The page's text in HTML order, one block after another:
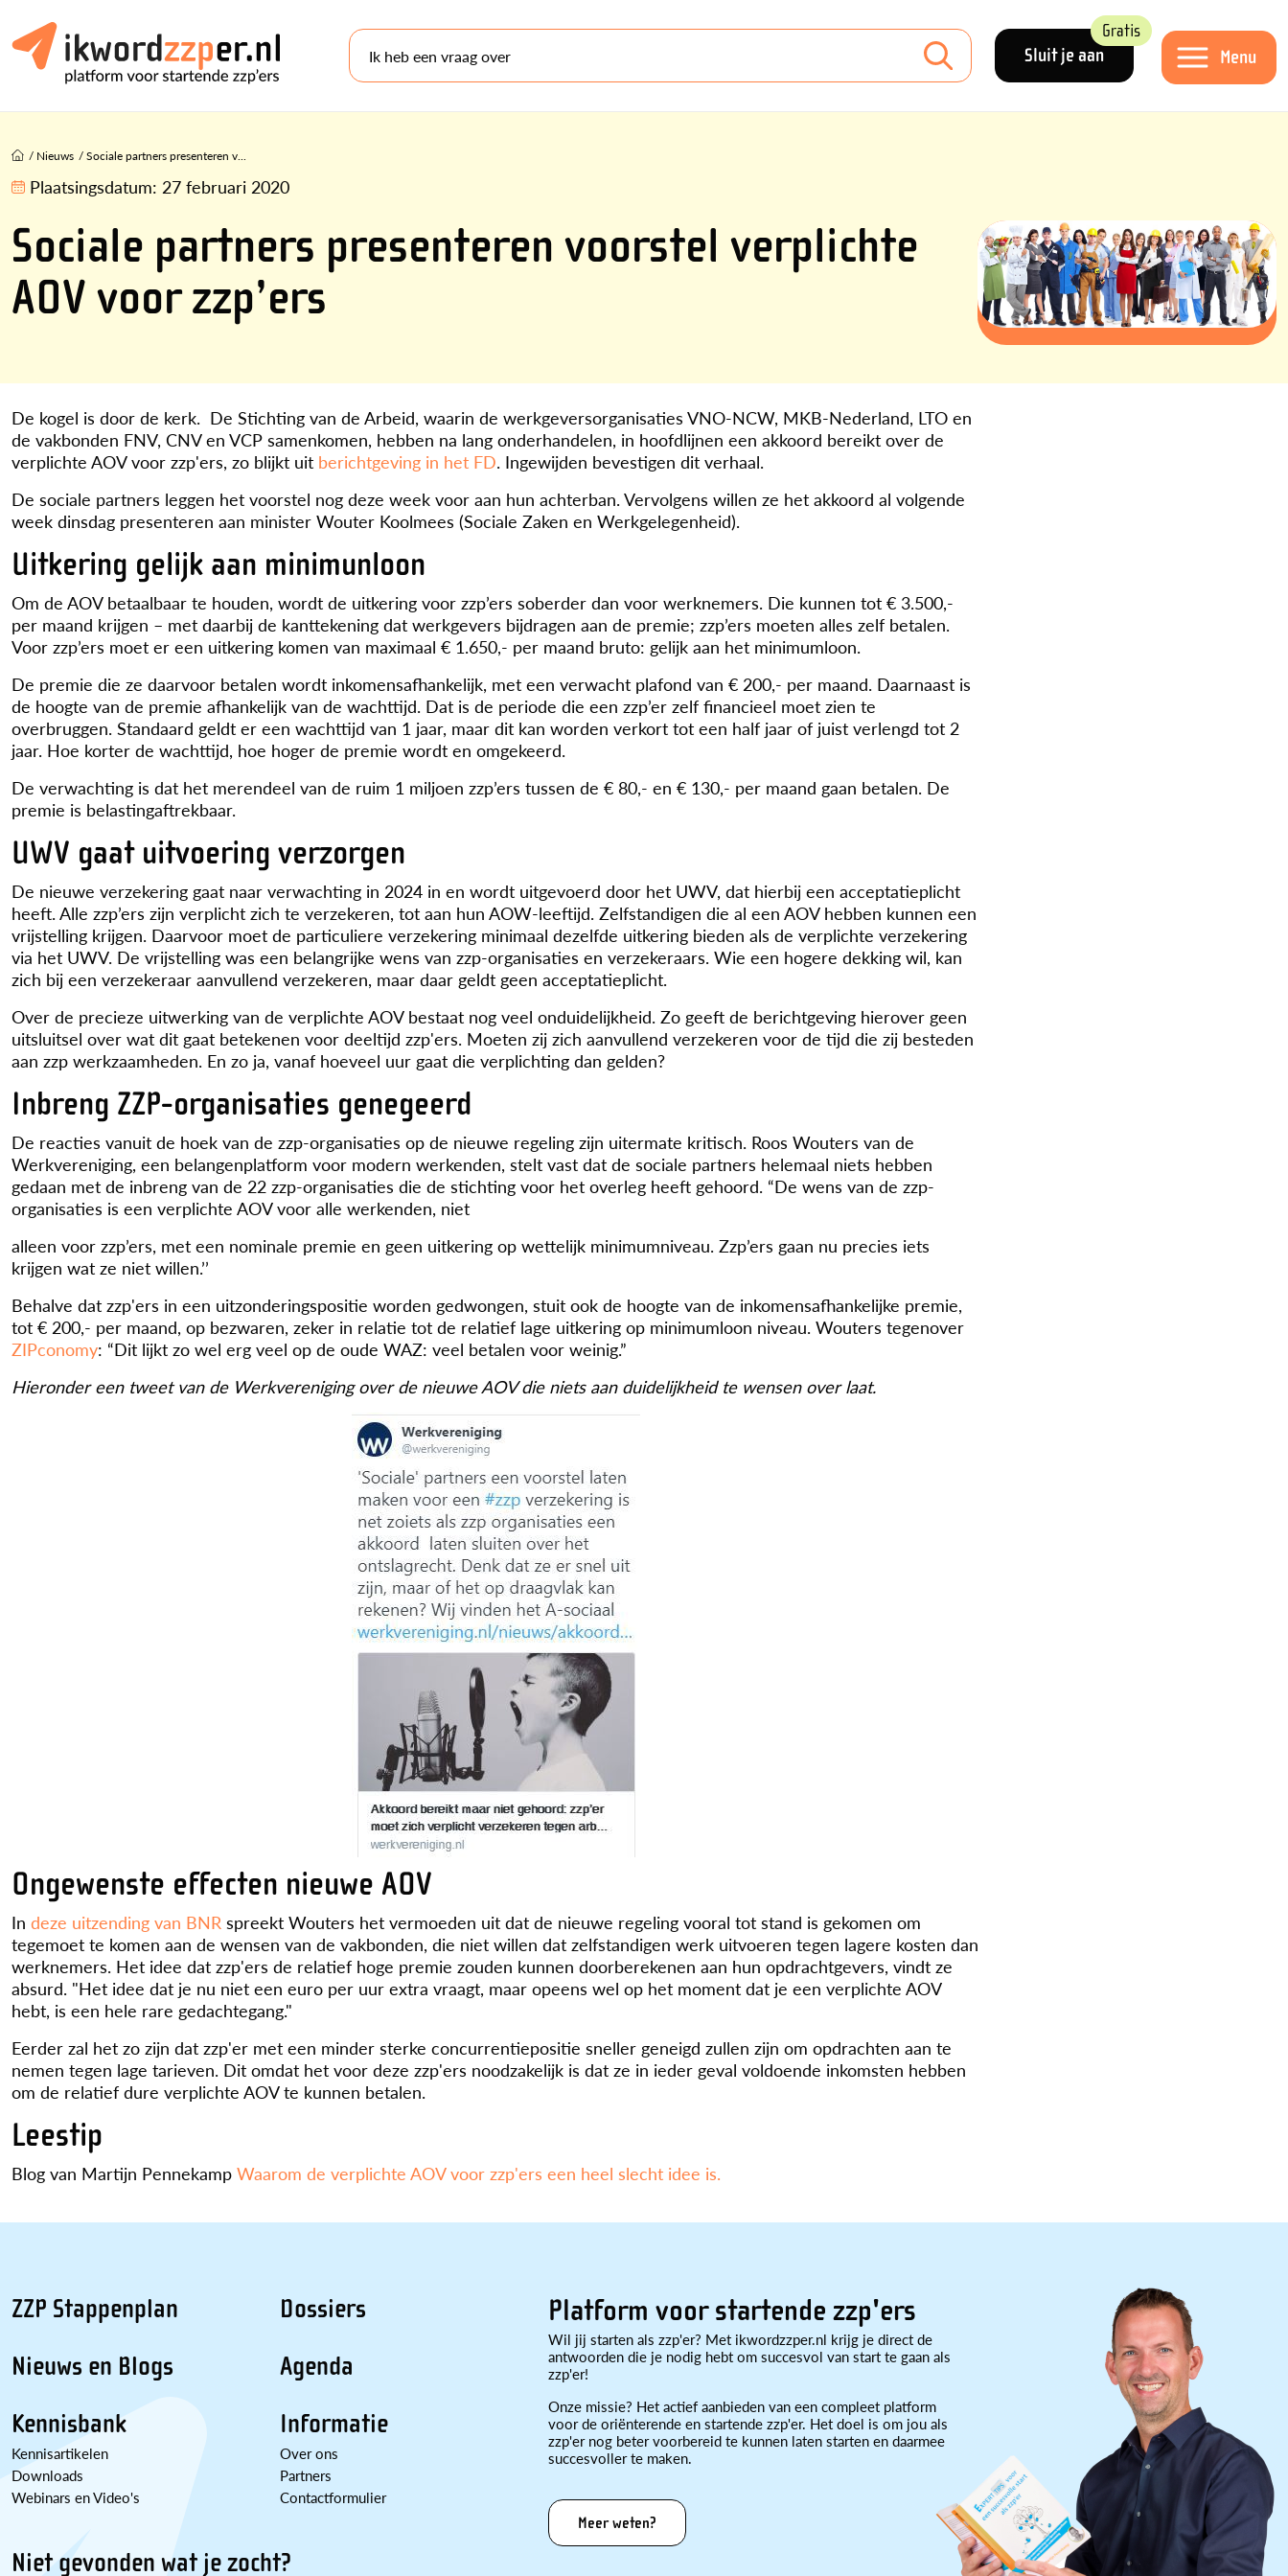
Sluit je aan
Gratis
Menu
Ik heb een vraag over
/ Nieuws /Sociale partners presenteren v...
Plaatsingsdatum: 27 februari 2020
Sociale partners presenteren voorstel verplichte
AOV voor zzp’ers
De kogel is door de kerk. De Stichting van de Arbeid, waarin de werkgeversorganisaties VNO-NCW, MKB-Nederland, LTO en
de vakbonden FNV, CNV en VCP samenkomen, hebben na lang onderhandelen, in hoofdlijnen een akkoord bereikt over de
verplichte AOV voor zzp'ers, zo blijkt uit berichtgeving in het FD. Ingewijden bevestigen dit verhaal.
De sociale partners leggen het voorstel nog deze week voor aan hun achterban. Vervolgens willen ze het akkoord al volgende
week dinsdag presenteren aan minister Wouter Koolmees (Sociale Zaken en Werkgelegenheid).
Uitkering gelijk aan minimunloon
Om de AOV betaalbaar te houden, wordt de uitkering voor zzp’ers soberder dan voor werknemers. Die kunnen tot € 3.500,-
per maand krijgen – met daarbij de kanttekening dat werkgevers bijdragen aan de premie; zzp’ers moeten alles zelf betalen.
Voor zzp’ers moet er een uitkering komen van maximaal € 1.650,- per maand bruto: gelijk aan het minimumloon.
De premie die ze daarvoor betalen wordt inkomensafhankelijk, met een verwacht plafond van € 200,- per maand. Daarnaast is
de hoogte van de premie afhankelijk van de wachttijd. Dat is de periode die een zzp’er zelf financieel moet zien te
overbruggen. Standaard geldt er een wachttijd van 1 jaar, maar dit kan worden verkort tot een half jaar of juist verlengd tot 2
jaar. Hoe korter de wachttijd, hoe hoger de premie wordt en omgekeerd.
De verwachting is dat het merendeel van de ruim 1 miljoen zzp’ers tussen de € 80,- en € 130,- per maand gaan betalen. De
premie is belastingaftrekbaar.
UWV gaat uitvoering verzorgen
De nieuwe verzekering gaat naar verwachting in 2024 in en wordt uitgevoerd door het UWV, dat hierbij een acceptatieplicht
heeft. Alle zzp’ers zijn verplicht zich te verzekeren, tot aan hun AOW-leeftijd. Zelfstandigen die al een AOV hebben kunnen een
vrijstelling krijgen. Daarvoor moet de particuliere verzekering minimaal dezelfde uitkering bieden als de verplichte verzekering
via het UWV. De vrijstelling was een belangrijke wens van zzp-organisaties en verzekeraars. Wie een hogere dekking wil, kan
zich bij een verzekeraar aanvullend verzekeren, maar daar geldt geen acceptatieplicht.
Over de precieze uitwerking van de verplichte AOV bestaat nog veel onduidelijkheid. Zo geeft de berichtgeving hierover geen
uitsluitsel over wat dit gaat betekenen voor deeltijd zzp'ers. Moeten zij zich aanvullend verzekeren voor de tijd die zij besteden
aan zzp werkzaamheden. En zo ja, vanaf hoeveel uur gaat die verplichting dan gelden?
Inbreng ZZP-organisaties genegeerd
De reacties vanuit de hoek van de zzp-organisaties op de nieuwe regeling zijn uitermate kritisch. Roos Wouters van de
Werkvereniging, een belangenplatform voor modern werkenden, stelt vast dat de sociale partners helemaal niets hebben
gedaan met de inbreng van de 22 zzp-organisaties die de stichting voor het overleg heeft gehoord. “De wens van de zzp-
organisaties is een verplichte AOV voor alle werkenden, niet
alleen voor zzp’ers, met een nominale premie en geen uitkering op wettelijk minimumniveau. Zzp’ers gaan nu precies iets
krijgen wat ze niet willen.’’
Behalve dat zzp'ers in een uitzonderingspositie worden gedwongen, stuit ook de hoogte van de inkomensafhankelijke premie,
tot € 200,- per maand, op bezwaren, zeker in relatie tot de relatief lage uitkering op minimumloon niveau. Wouters tegenover
ZIPconomy: “Dit lijkt zo wel erg veel op de oude WAZ: veel betalen voor weinig.”
Hieronder een tweet van de Werkvereniging over de nieuwe AOV die niets aan duidelijkheid te wensen over laat.
Ongewenste effecten nieuwe AOV
In deze uitzending van BNR spreekt Wouters het vermoeden uit dat de nieuwe regeling vooral tot stand is gekomen om
tegemoet te komen aan de wensen van de vakbonden, die niet willen dat zelfstandigen werk uitvoeren tegen lagere kosten dan
werknemers. Het idee dat zzp'ers de relatief hoge premie zouden kunnen doorberekenen aan hun opdrachtgevers, vindt ze
absurd. "Het idee dat je nu niet een euro per uur extra vraagt, maar opeens wel op het moment dat je een verplichte AOV
hebt, is een hele rare gedachtegang."
Eerder zal het zo zijn dat zzp'er met een minder sterke concurrentiepositie sneller geneigd zullen zijn om opdrachten aan te
nemen tegen lage tarieven. Dit omdat het voor deze zzp'ers noodzakelijk is dat ze in ieder geval voldoende inkomsten hebben
om de relatief dure verplichte AOV te kunnen betalen.
Leestip
Blog van Martijn Pennekamp Waarom de verplichte AOV voor zzp'ers een heel slecht idee is.
ZZP Stappenplan
Nieuws en Blogs
Kennisbank
Kennisartikelen
Downloads
Webinars en Video's
Dossiers
Agenda
Informatie
Over ons
Partners
Contactformulier
Niet gevonden wat je zocht?
Platform voor startende zzp'ers
Wil jij starten als zzp'er? Met ikwordzzper.nl krijg je direct de
antwoorden die je nodig hebt om succesvol van start te gaan als
zzp'er!
Onze missie? Het actief aanbieden van een compleet platform
voor de oriënterende en startende zzp'er. Het doel is om jou als
zzp'er nog beter voorbereid te kunnen laten starten en daarmee
succesvoller te maken.
Meer weten?